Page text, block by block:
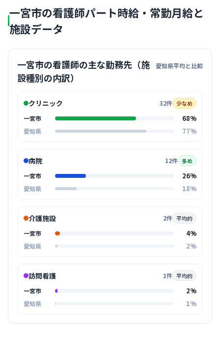
一宮市の看護師パート時給・常勤月給と
施設データ
一宮市の看護師の主な勤務先（施
設種別の内訳）
愛知県平均と比較
クリニック 32件 少なめ
一宮市 68%
愛知県 77%
病院 12件 多め
一宮市 26%
愛知県 18%
介護施設 2件 平均的
一宮市 4%
愛知県 2%
訪問看護 1件 平均的
一宮市 2%
愛知県 1%